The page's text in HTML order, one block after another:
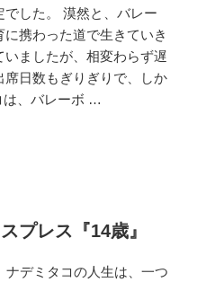
でした。 漠然と、バレー
に携わった道で生きていき
いましたが、相変わらず遅
席日数もぎりぎりで、しか
は、バレーボ …
プレス『14歳』
ナデミタコの人生は、一つ